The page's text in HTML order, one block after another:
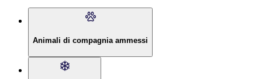
Animali di compagnia ammessi